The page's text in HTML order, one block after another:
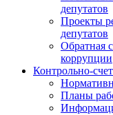
депутатов
Проекты
депутатов
Обратная
коррупции
Контрольно-
Планы